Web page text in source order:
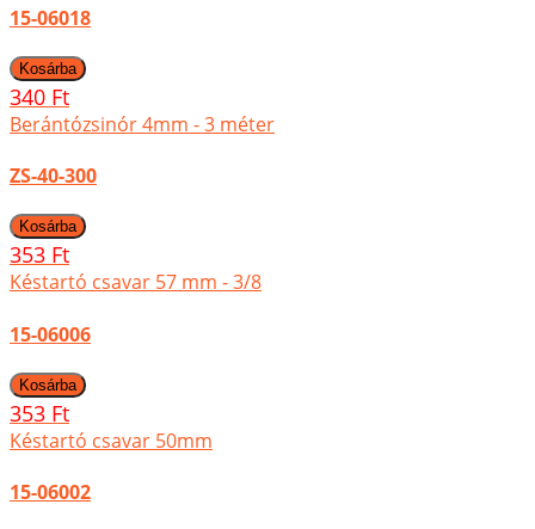
15-06018
340 Ft
Berántózsinór 4mm - 3 méter
ZS-40-300
353 Ft
Késtartó csavar 57 mm - 3/8
15-06006
353 Ft
Késtartó csavar 50mm
15-06002